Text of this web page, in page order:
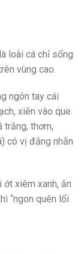
loài cá chỉ sống
vùng cao.
ngón tay cái
xiên vào que
trắng, thơm,
có vị đắng nhẫn
xiêm xanh, ăn
“ngon quên lối